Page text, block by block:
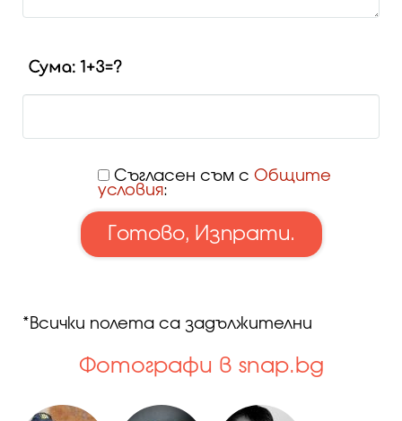
Съгласен съм с Общите
условия:
*Всички полета са задължителни
Фотографи в snap.bg